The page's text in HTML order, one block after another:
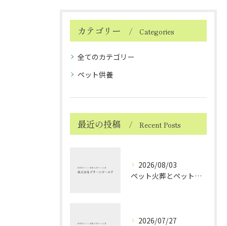
カテゴリー Categories
全てのカテゴリー
ペット供養
最近の投稿 Recent Posts
2026/08/03
ペット火葬とペット火葬後の愛媛県北宇和郡松野町で知っておきたい実務と費用比較ガイド
2026/07/27